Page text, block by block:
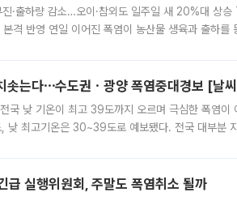
·출하량 감소…오이·참외도 일주일 새 20%대 상
격 반영 연일 이어진 폭염이 농산물 생육과 출하를
솟는다⋯수도권ㆍ광양 폭염중대경보 [날
국 낮 기온이 최고 39도까지 오르며 극심한 폭염이
낮 최고기온은 30~39도로 예보됐다. 전국 대부분
급 실행위원회, 주말도 폭염취소 될까